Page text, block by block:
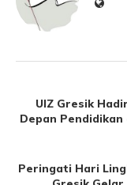
UIZ Gresik
Depan
Peringati Hari